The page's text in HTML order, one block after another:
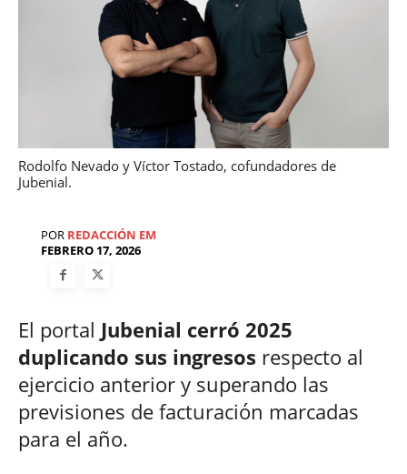
Rodolfo Nevado y Víctor Tostado, cofundadores de
Jubenial.
POR REDACCIÓN EM
FEBRERO 17, 2026
El portal Jubenial cerró 2025
duplicando sus ingresos respecto al
ejercicio anterior y superando las
previsiones de facturación marcadas
para el año.